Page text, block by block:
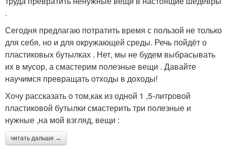
.
Сегодня предлагаю потратить время с пользой не только
для себя, но и для окружающей среды. Речь пойдёт о
пластиковых бутылках . Нет, мы не будем выбрасывать
их в мусор, а смастерим полезные вещи . Давайте
научимся превращать отходы в доходы!
Хочу рассказать о том,как из одной 1 ,5-литровой
пластиковой бутылки смастерить три полезные и
нужные ,на мой взгляд, вещи :
читать дальше →